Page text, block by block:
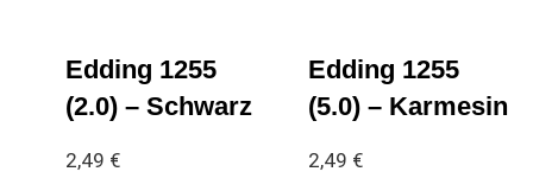
Edding 1255
(2.0) – Schwarz
2,49 €
Edding 1255
(5.0) – Karmesin
2,49 €